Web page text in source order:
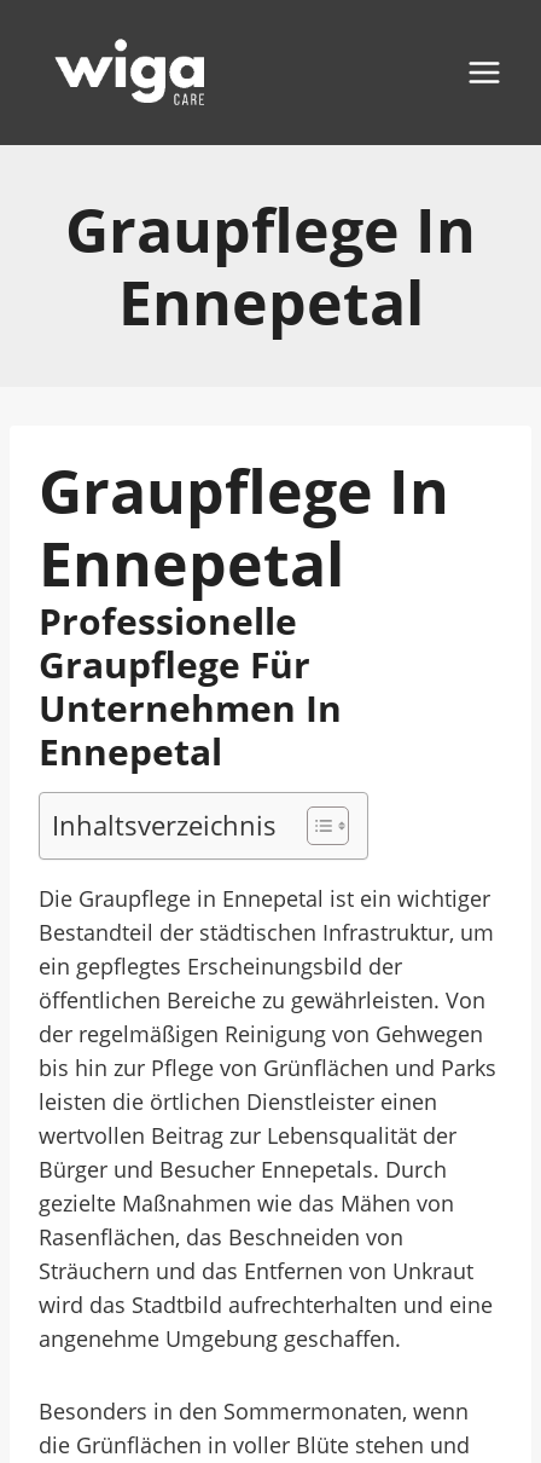
Inhalt
springen
Graupflege In
Ennepetal
Graupflege In
Ennepetal
Professionelle
Graupflege Für
Unternehmen In
Ennepetal
Inhaltsverzeichnis
Die Graupflege in Ennepetal ist ein wichtiger
Bestandteil der städtischen Infrastruktur, um
ein gepflegtes Erscheinungsbild der
öffentlichen Bereiche zu gewährleisten. Von
der regelmäßigen Reinigung von Gehwegen
bis hin zur Pflege von Grünflächen und Parks
leisten die örtlichen Dienstleister einen
wertvollen Beitrag zur Lebensqualität der
Bürger und Besucher Ennepetals. Durch
gezielte Maßnahmen wie das Mähen von
Rasenflächen, das Beschneiden von
Sträuchern und das Entfernen von Unkraut
wird das Stadtbild aufrechterhalten und eine
angenehme Umgebung geschaffen.
Besonders in den Sommermonaten, wenn
die Grünflächen in voller Blüte stehen und